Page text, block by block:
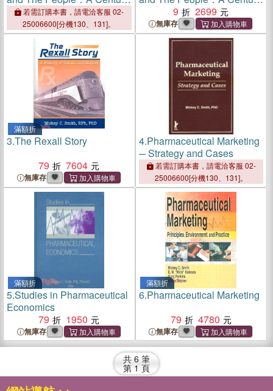
of Dis-Ease
若需訂購本書，請電洽客服 02-
25006600[分機130、131]。
of Dis-Ease
9 2699
無庫存
滿額折
3.The Rexall Story
79
7604
無庫存
4.Pharmaceutical Marketing
─ Strategy and Cases
若需訂購本書，請電洽客服 02-
25006600[分機130、131]。
滿額折
5.Studies in Pharmaceutical
Economics
79
1950
無庫存
滿額折
6.Pharmaceutical Marketing
79
4780
無庫存
共 6 筆
第 1 頁